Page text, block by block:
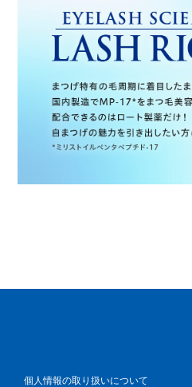
個人情報の取り扱いについて